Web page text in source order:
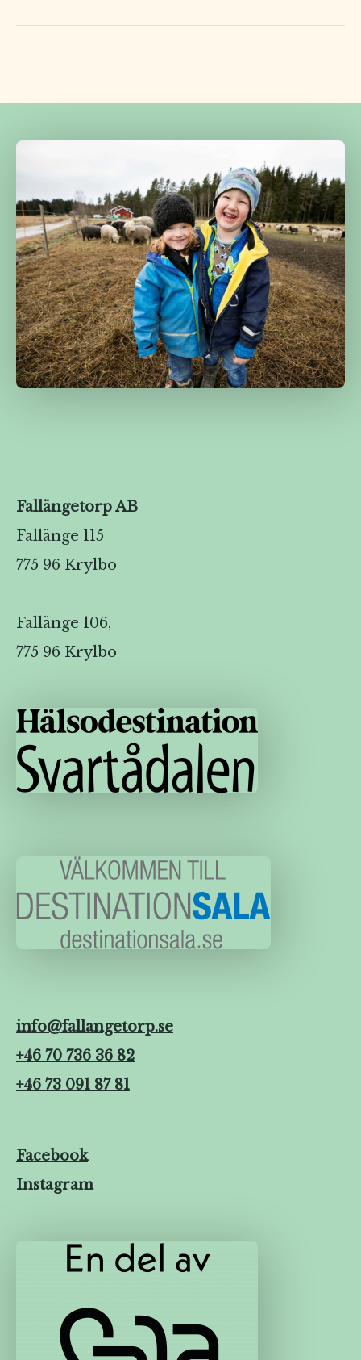
Fallängetorp AB
Fallänge 115
775 96 Krylbo
Fallänge 106,
775 96 Krylbo
info@fallangetorp.se
+46 70 736 36 82
+46 73 091 87 81
Facebook
Instagram